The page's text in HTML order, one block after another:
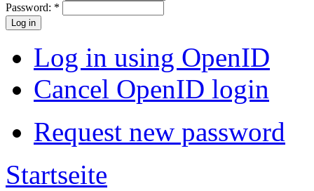
Password: *
Log in using OpenID
Cancel OpenID login
Request new password
Startseite